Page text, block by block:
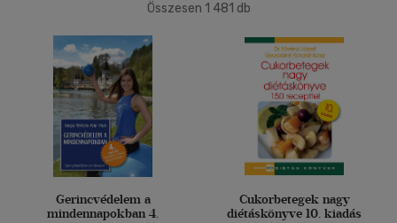
14 - 18 év(2)
mind(3)
Gyermek és ifjúsági
Felnőtt (1234)
Magyar(1352)
Összesen 1 481 db
Gerincvédelem a
mindennapokban 4.
Cukorbetegek nagy
diétáskönyve 10. kiadás